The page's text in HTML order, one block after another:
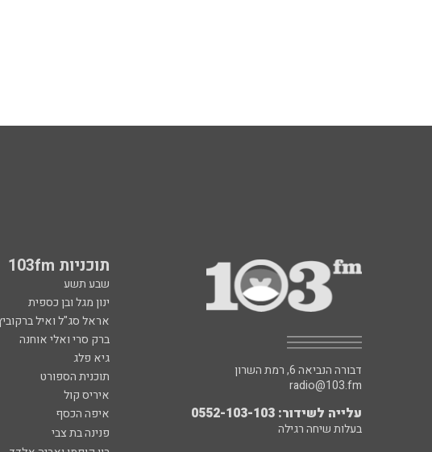
תוכניות 103fm
שבע תשע
ינון מגל ובן כספית
אראל סג"ל ואיל
ברק סרי ואלי אוחנה
גיא פלג
תוכנית הספורט
איריס קול
איפה הכסף
פנינה בת צבי
דבורה הנביאה 6, רמת השרון
radio@103.fm
עלייה לשידור: 0552-103-103
בעלות שיחה רגילה